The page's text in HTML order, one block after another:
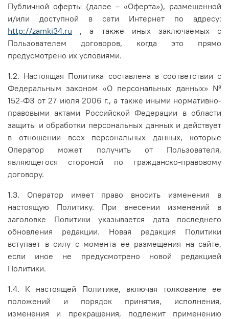
Публичной оферты (далее – «Оферта»), размещенной
и/или доступной в сети Интернет по адресу:
http://zamki34.ru , а также иных заключаемых с
Пользователем договоров, когда это прямо
предусмотрено их условиями.
1.2. Настоящая Политика составлена в соответствии с
Федеральным законом «О персональных данных» №
152-ФЗ от 27 июля 2006 г., а также иными нормативно-
правовыми актами Российской Федерации в области
защиты и обработки персональных данных и действует
в отношении всех персональных данных, которые
Оператор может получить от Пользователя,
являющегося стороной по гражданско-правовому
договору.
1.3. Оператор имеет право вносить изменения в
настоящую Политику. При внесении изменений в
заголовке Политики указывается дата последнего
обновления редакции. Новая редакция Политики
вступает в силу с момента ее размещения на сайте,
если иное не предусмотрено новой редакцией
Политики.
1.4. К настоящей Политике, включая толкование ее
положений и порядок принятия, исполнения,
изменения и прекращения, подлежит применению